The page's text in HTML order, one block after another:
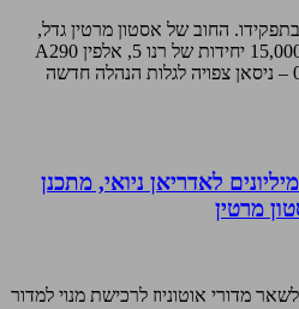
החוב של אסטון מרטין גדל,
עובדים יפוטרו. תקלה חמורה ב-15,000 יחידות של רנו 5, אלפין A290
החשמליים. אוטוניוז, 02.03.2025 – ניסאן צפויה לגלות הנהלה חדשה
מיליונים לאדריאן ניואי, מתכנן
מדורי אוטוניוז לרכישת מנוי למדור